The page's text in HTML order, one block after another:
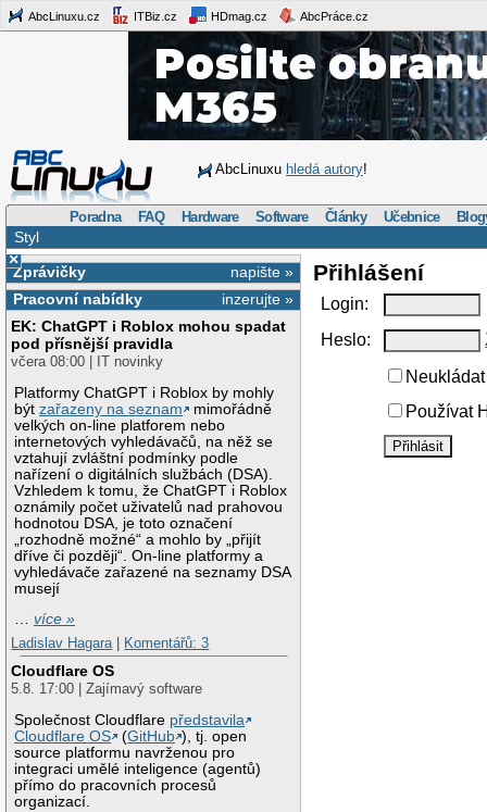
AbcLinuxu.cz ITBiz.cz HDmag.cz AbcPráce.cz
AbcLinuxu hledá autory!
Poradna FAQ Hardware Software Články Učebnice
Styl
×
napište »
Zprávičky
inzerujte »
Pracovní nabídky
EK: ChatGPT i Roblox mohou spadat
pod přísnější pravidla
včera 08:00 | IT novinky
Platformy ChatGPT i Roblox by mohly
býtzařazeny na seznam
mimořádně
velkých on-line platforem nebo
internetových vyhledávačů, na něž se
vztahují zvláštní podmínky podle
nařízení o digitálních službách (DSA).
Vzhledem k tomu, že ChatGPT i Roblox
oznámily počet uživatelů nad prahovou
hodnotou DSA, je toto označení
„rozhodně možné“ a mohlo by „přijít
dříve či později“. On-line platformy a
vyhledávače zařazené na seznamy DSA
musejí
…více »
Ladislav Hagara
Komentářů: 3
Cloudflare OS
5.8. 17:00 | Zajímavý software
Společnost Cloudflare představila
Cloudflare OS
(GitHub ), tj. open
source platformu navrženou pro
integraci umělé inteligence (agentů)
přímo do pracovních procesů
organizací.
Přihlášení
Login:
Heslo:
Používat